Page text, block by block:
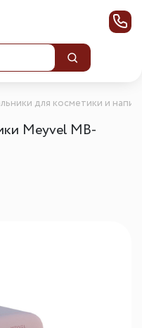
для косметики и
Meyvel MB-